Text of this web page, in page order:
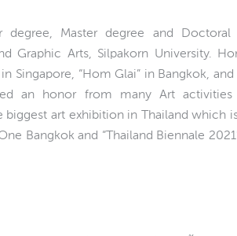
degree, Master degree and
Graphic Arts, Silpakorn University.
Singapore, “Hom Glai” in Bangkok,
an honor from many Art
art exhibition in Thailand which
Bangkok and “Thailand Biennale